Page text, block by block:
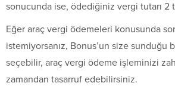
sonucunda ise, ödediğiniz vergi tutarı 2
Eğer araç vergi ödemeleri konusunda
istemiyorsanız, Bonus’un size sunduğu
seçebilir, araç vergi ödeme işleminizi
zamandan tasarruf edebilirsiniz.